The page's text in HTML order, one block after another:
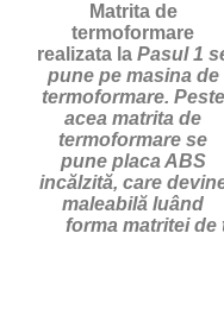
Matrita de
termoformare
realizata la Pasul 1
pune pe masina de
termoformare. Peste
acea matrita de
termoformare se
pune placa ABS
incălzită, care
maleabilă luând
forma matritei de